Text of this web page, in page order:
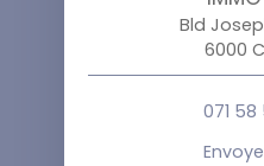
Bld
6000
071